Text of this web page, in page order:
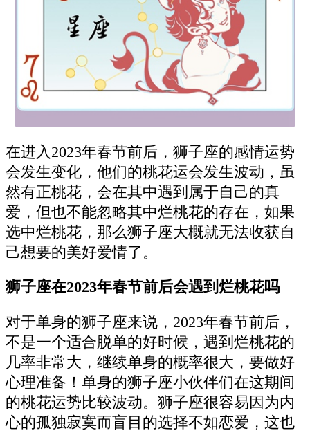
在进入2023年春节前后，狮子座的感情运势
会发生变化，他们的桃花运会发生波动，虽
然有正桃花，会在其中遇到属于自己的真
爱，但也不能忽略其中烂桃花的存在，如果
选中烂桃花，那么狮子座大概就无法收获自
己想要的美好爱情了。
狮子座在2023年春节前后会遇到烂桃花吗
对于单身的狮子座来说，2023年春节前后，
不是一个适合脱单的好时候，遇到烂桃花的
几率非常大，继续单身的概率很大，要做好
心理准备！单身的狮子座小伙伴们在这期间
的桃花运势比较波动。狮子座很容易因为内
心的孤独寂寞而盲目的选择不如恋爱，这也